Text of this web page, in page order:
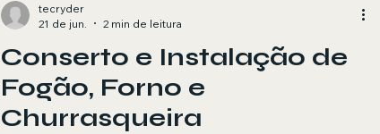
Conserto e Instalação de
Fogão, Forno e
Churrasqueira
tecryder
21 de jun.
2 min de leitura